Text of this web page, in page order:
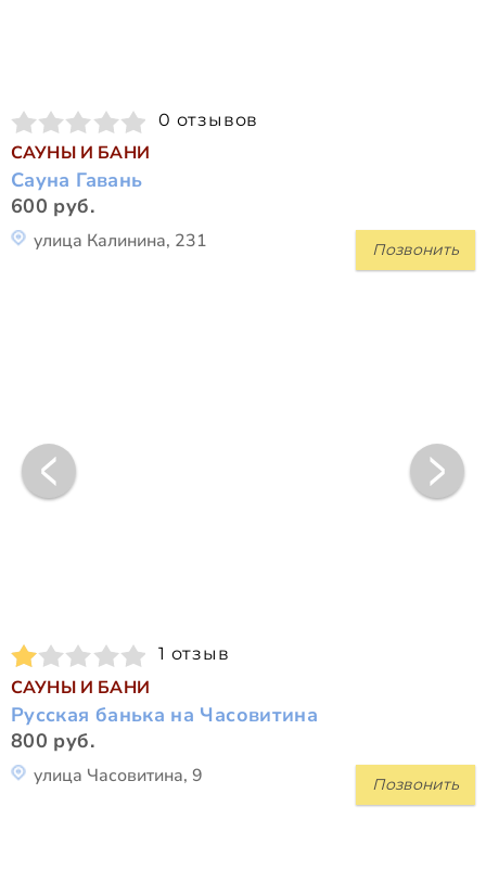
0 отзывов
САУНЫ И БАНИ
Сауна Гавань
600 руб.
Позвонить
улица Калинина, 231
1 отзыв
САУНЫ И БАНИ
Русская банька на Часовитина
800 руб.
Позвонить
улица Часовитина, 9